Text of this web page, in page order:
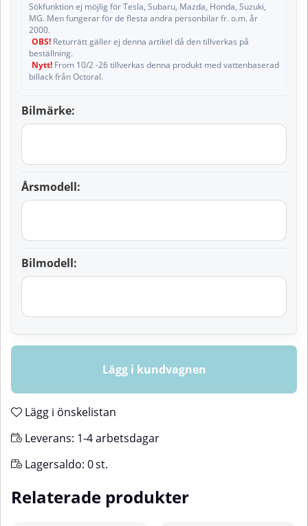
Sökfunktion ej möjlig för Tesla, Subaru, Mazda, Honda, Suzuki,
MG. Men fungerar för de flesta andra personbilar fr. o.m. år
2000.
OBS! Returrätt gäller ej denna artikel då den tillverkas på
beställning.
Nytt! From 10/2 -26 tillverkas denna produkt med vattenbaserad
billack från Octoral.
Bilmärke:
Årsmodell:
Bilmodell:
Lägg i kundvagnen
Lägg i önskelistan
Leverans: 1-4 arbetsdagar
Lagersaldo: 0st.
Relaterade produkter